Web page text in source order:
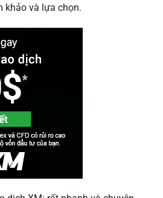
khảo và lựa chọn.